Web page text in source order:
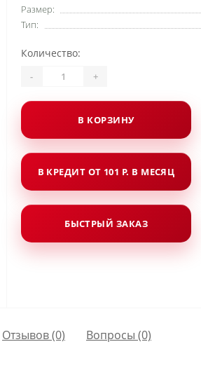
Размер:
Тип:
Количество:
- +
В КОРЗИНУ
В КРЕДИТ ОТ 101 Р. В МЕСЯЦ
БЫСТРЫЙ ЗАКАЗ
Отзывов (0) Вопросы (0)